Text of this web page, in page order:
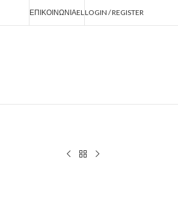
ΕΠΙΚΟΙΝΩΝΙΑELLOGIN / REGISTER